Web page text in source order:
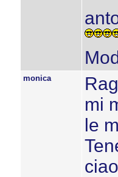
monica
mi
le